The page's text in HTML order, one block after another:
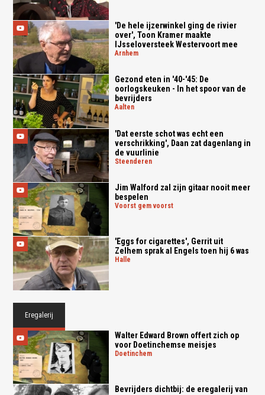
'De hele ijzerwinkel ging de rivier
over', Toon Kramer maakte
IJsseloversteek Westervoort mee
arnhem
Gezond eten in '40-'45: De
oorlogskeuken - In het spoor van de
bevrijders
aalten
'Dat eerste schot was echt een
verschrikking', Daan zat dagenlang in
de vuurlinie
steenderen
Jim Walford zal zijn gitaar nooit meer
bespelen
voorst gem voorst
'Eggs for cigarettes', Gerrit uit
Zelhem sprak al Engels toen hij 6 was
halle
Eregalerij
Walter Edward Brown offert zich op
voor Doetinchemse meisjes
doetinchem
Bevrijders dichtbij: de eregalerij van